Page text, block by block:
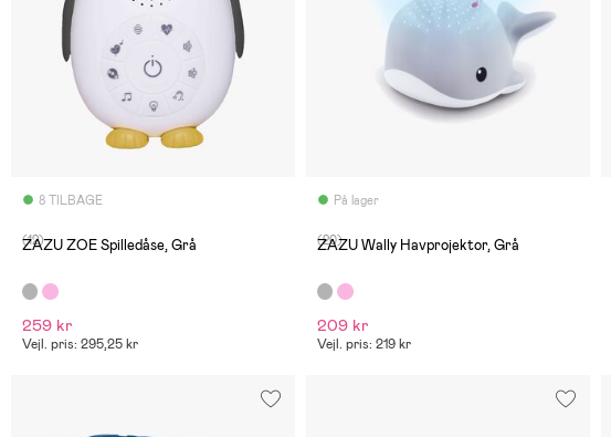
8 TILBAGE
(12)
ZAZU ZOE Spilledåse, Grå
259 kr
Vejl. pris: 295,25 kr
På lager
(20)
ZAZU Wally Havprojektor, Grå
209 kr
Vejl. pris: 219 kr